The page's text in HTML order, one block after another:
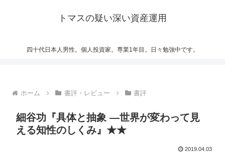
トマスの疑い深い資産運用
四十代日本人男性。個人投資家。専業1年目。日々勉強中です。
ホーム 書評・レビュー 書評
細谷功『具体と抽象 ―世界が変わって見
える知性のしくみ』★★
2019.04.03